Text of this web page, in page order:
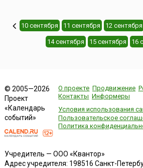
10 сентября 11 сентября 12 сентября
14 сентября 15 сентября 16
© 2005—2026
Проект
«Календарь
событий»
О проекте Продвижение
Контакты Информеры
Условия использования
Пользовательское
Политика
Учредитель — ООО «Квантор»
Адрес учредителя: 198516 Санкт-